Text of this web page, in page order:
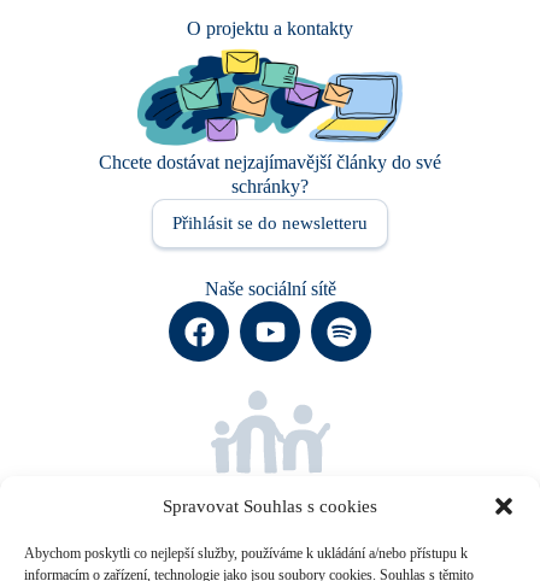
Spravovat Souhlas s cookies
Abychom poskytli co nejlepší služby, používáme k ukládání a/nebo přístupu k
informacím o zařízení, technologie jako jsou soubory cookies. Souhlas s těmito
O projektu a kontakty
Chcete dostávat nejzajímavější články do své
schránky?
Přihlásit se do newsletteru
Naše sociální sítě
rodinnou péči.